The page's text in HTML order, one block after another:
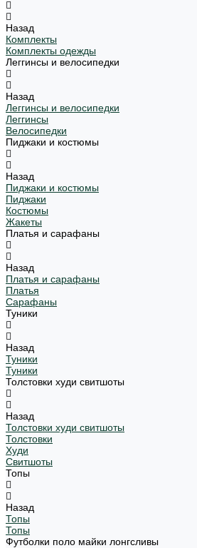
Назад
Комплекты
Комплекты одежды
Леггинсы и велосипедки
Назад
Леггинсы и велосипедки
Леггинсы
Велосипедки
Пиджаки и костюмы
Назад
Пиджаки и костюмы
Пиджаки
Костюмы
Жакеты
Платья и сарафаны
Назад
Платья и сарафаны
Платья
Сарафаны
Туники
Назад
Туники
Туники
Толстовки худи свитшоты
Назад
Толстовки худи свитшоты
Толстовки
Худи
Свитшоты
Топы
Назад
Топы
Топы
Футболки поло майки лонгсливы